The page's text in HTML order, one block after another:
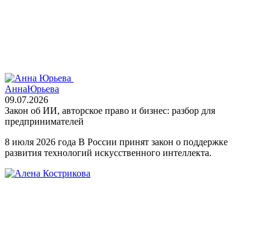
АннаЮрьева
09.07.2026
Закон об ИИ, авторское право и бизнес: разбор для
предпринимателей
8 июля 2026 года В России принят закон о поддержке
развития технологий искусственного интеллекта.